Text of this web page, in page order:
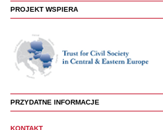
PROJEKT WSPIERA
PRZYDATNE INFORMACJE